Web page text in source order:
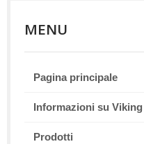
MENU
Pagina principale
Informazioni su Viking
Prodotti